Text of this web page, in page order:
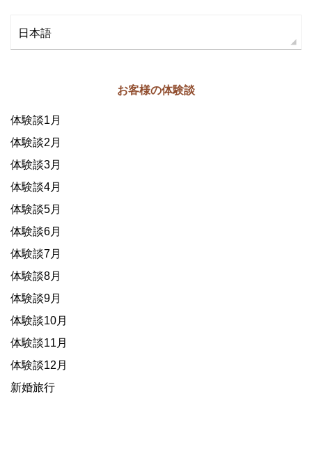
日本語
お客様の体験談
体験談1月
体験談2月
体験談3月
体験談4月
体験談5月
体験談6月
体験談7月
体験談8月
体験談9月
体験談10月
体験談11月
体験談12月
新婚旅行